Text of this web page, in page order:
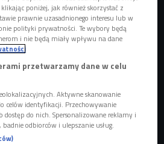
Jarmoszuk Foto: Kamil Jasieński/Czwórka
Karoliny Jarmoszuk znanej jako
Joker, AhsokaTano, Spidergirl
wchodzę w jakąś postać staram
historię. Czytam komiksy,
mówi Szysza w Czwórce. -
był Zimowy Żołnierz z
comic-cony (wydarzenia,
jest komiks i kultura komiksowa)
poniżej, jak również skorzystać z
prawnie uzasadnionego interesu lub w
polityki prywatności. Te wybory będą
i nie będą miały wpływu na dane
przetwarzamy dane w celu
Aktywne skanowanie
celów identyfikacji. Przechowywanie
do nich. Spersonalizowane reklamy i
odbiorców i ulepszanie usług.